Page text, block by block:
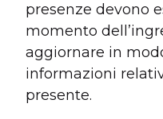
presenze devono
momento
aggiornare in
informazioni
presente.